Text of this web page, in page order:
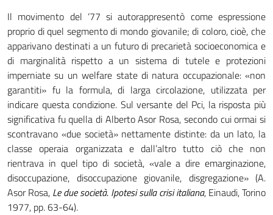
Il movimento del ‘77 si autorappresentò come espressione
proprio di quel segmento di mondo giovanile; di coloro, cioè, che
apparivano destinati a un futuro di precarietà socioeconomica e
di marginalità rispetto a un sistema di tutele e protezioni
imperniate su un welfare state di natura occupazionale: «non
garantiti» fu la formula, di larga circolazione, utilizzata per
indicare questa condizione. Sul versante del Pci, la risposta più
significativa fu quella di Alberto Asor Rosa, secondo cui ormai si
scontravano «due società» nettamente distinte: da un lato, la
classe operaia organizzata e dall’altro tutto ciò che non
rientrava in quel tipo di società, «vale a dire emarginazione,
disoccupazione, disoccupazione giovanile, disgregazione» (A.
Asor Rosa, Le due società. Ipotesi sulla crisi italiana, Einaudi, Torino
1977, pp. 63-64).